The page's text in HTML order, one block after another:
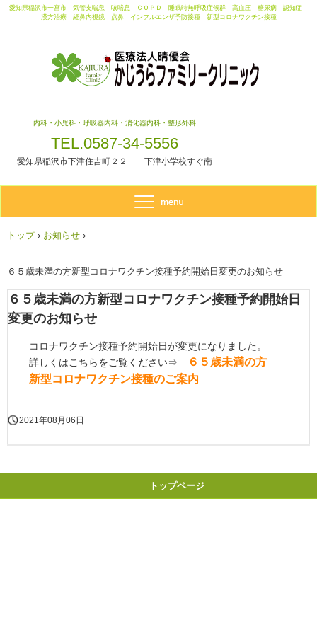
愛知県稲沢市一宮市 気管支喘息 咳喘息 ＣＯＰＤ 睡眠時無呼吸症候群 高血圧 糖尿病 認知症
漢方治療 経鼻内視鏡 点鼻 インフルエンザ予防接種 新型コロナワクチン接種
内科・小児科・呼吸器内科・消化器内科・整形外科
TEL.0587-34-5556
愛知県稲沢市下津住吉町２２ 下津小学校すぐ南
トップ › お知らせ ›
６５歳未満の方新型コロナワクチン接種予約開始日変更のお知らせ
６５歳未満の方新型コロナワクチン接種予約開始日
変更のお知らせ
コロナワクチン接種予約開始日が変更になりました。
詳しくはこちらをご覧ください⇒
６５歳未満の方
新型コロナワクチン接種のご案内
2021年08月06日
トップページ